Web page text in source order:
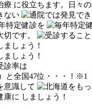
に役立ちます。
日々の
診率は
と全国47位・・・！ ※1
意識して
しましょう！